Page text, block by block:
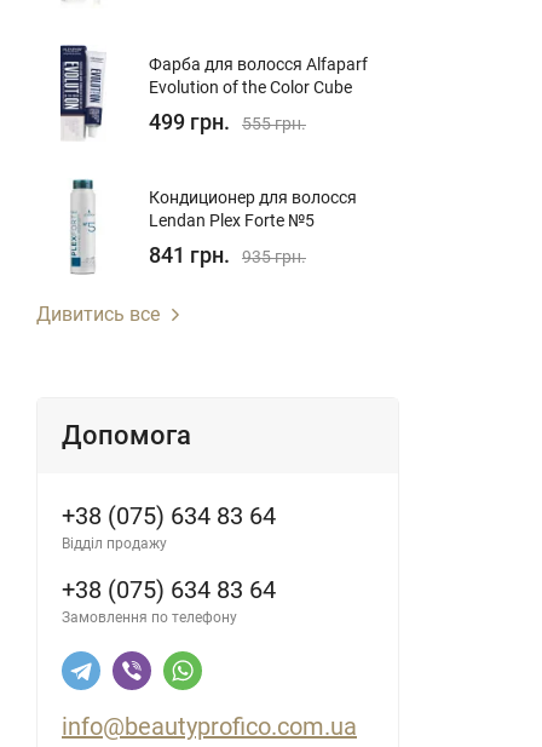
Фарба для волосся Alfaparf
Evolution of the Color Cube
499 грн. 555 грн.
Кондиционер для волосcя
Lendan Plex Forte №5
841 грн. 935 грн.
Дивитись все
Допомога
+38 (075) 634 83 64
Відділ продажу
+38 (075) 634 83 64
Замовлення по телефону
info@beautyprofico.com.ua